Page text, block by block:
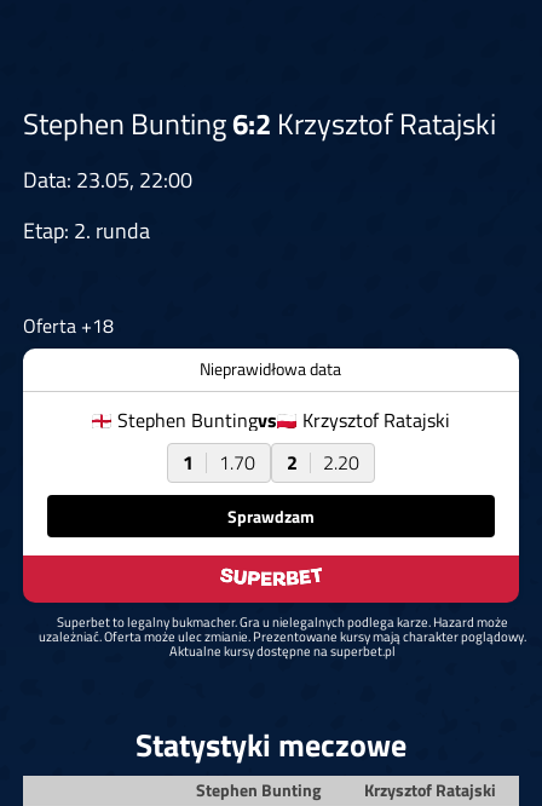
Stephen Bunting6:2 Krzysztof Ratajski
Data: 23.05, 22:00
Etap: 2. runda
Oferta +18
Nieprawidłowa data
Stephen Buntingvs
Krzysztof Ratajski
1
1.70 2 2.20
Sprawdzam
Superbet to legalny bukmacher. Gra u nielegalnych podlega karze. Hazard może
uzależniać. Oferta może ulec zmianie. Prezentowane kursy mają charakter poglądowy.
Aktualne kursy dostępne na superbet.pl
Statystyki meczowe
Stephen Bunting
Krzysztof Ratajski